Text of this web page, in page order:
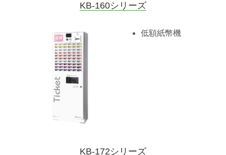
KB-160シリーズ
低額紙幣機
KB-172シリーズ